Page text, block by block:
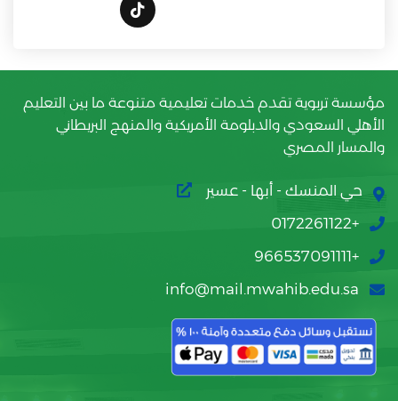
مؤسسة تربوية تقدم خدمات تعليمية متنوعة ما بين التعليم
الأهلي السعودي والدبلومة الأمريكية والمنهج البريطاني
والمسار المصري
حي المنسك - أبها - عسير
+0172261122
+966537091111
info@mail.mwahib.edu.sa